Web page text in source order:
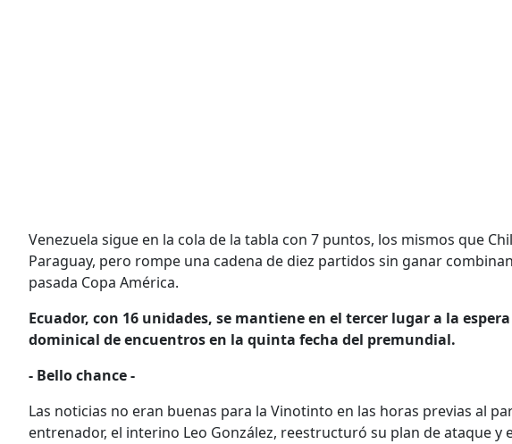
Venezuela sigue en la cola de la tabla con 7 puntos, los mismos que
Paraguay, pero rompe una cadena de diez partidos sin ganar
pasada Copa América.
Ecuador, con 16 unidades, se mantiene en el tercer lugar a la
dominical de encuentros en la quinta fecha del premundial.
- Bello chance -
Las noticias no eran buenas para la Vinotinto en las horas previas al
entrenador, el interino Leo González, reestructuró su plan de ataque y